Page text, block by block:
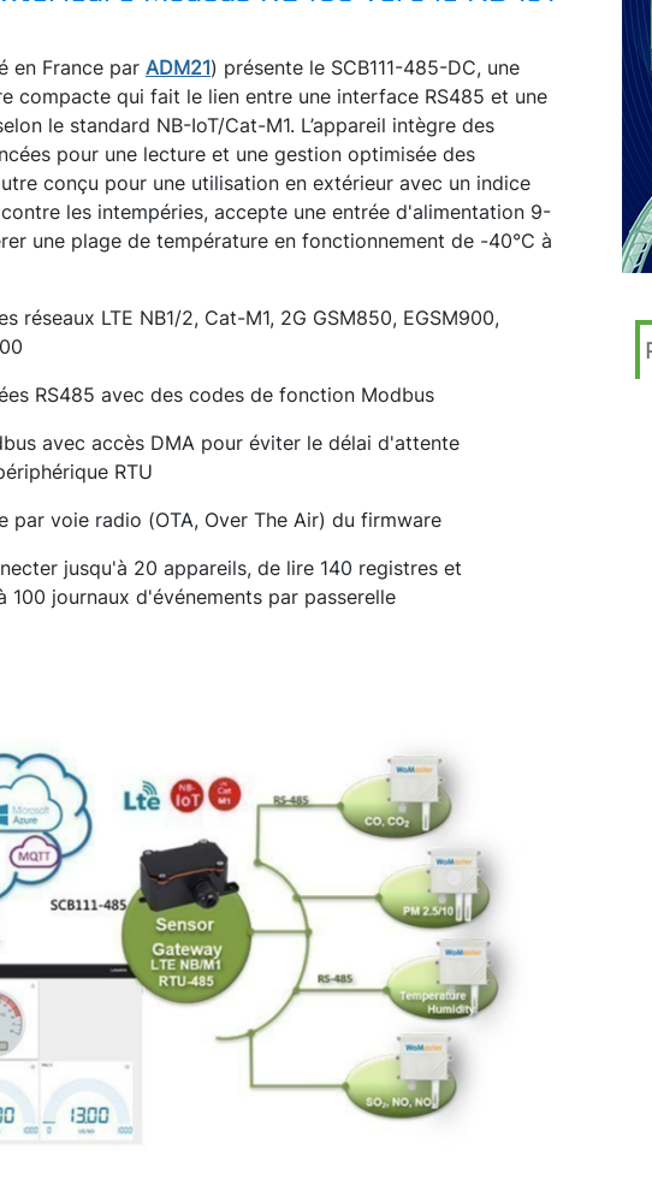
en France par ADM21) présente le SCB111-485-DC, une
compacte qui fait le lien entre une interface RS485 et une
le standard NB-IoT/Cat-M1. L’appareil intègre des
pour une lecture et une gestion optimisée des
conçu pour une utilisation en extérieur avec un indice
les intempéries, accepte une entrée d'alimentation 9-
une plage de température en fonctionnement de -40°C à
réseaux LTE NB1/2, Cat-M1, 2G GSM850, EGSM900,
RS485 avec des codes de fonction Modbus
avec accès DMA pour éviter le délai d'attente
RTU
par voie radio (OTA, Over The Air) du firmware
jusqu'à 20 appareils, de lire 140 registres et
100 journaux d'événements par passerelle